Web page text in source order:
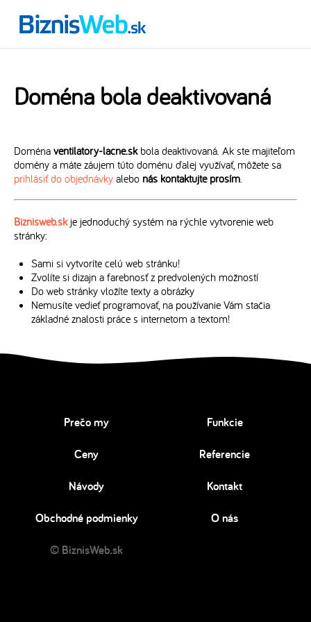
Doména bola deaktivovaná
Doména ventilatory-lacne.skbola deaktivovaná. Ak ste majiteľom
domény a máte záujem túto doménu ďalej využívať, môžete sa
prihlásiť do objednávky alebo nás kontaktujte prosím.
Biznisweb.skje jednoduchý systém na rýchle vytvorenie web
stránky:
Sami si vytvoríte celú web stránku!
Zvolíte si dizajn a farebnosť z predvolených možností
Do web stránky vložíte texty a obrázky
Nemusíte vedieť programovať, na používanie Vám stačia
základné znalosti práce s internetom a textom!
Prečo my Funkcie
Ceny Referencie
Návody Kontakt
Obchodné podmienky O nás
© BiznisWeb.sk